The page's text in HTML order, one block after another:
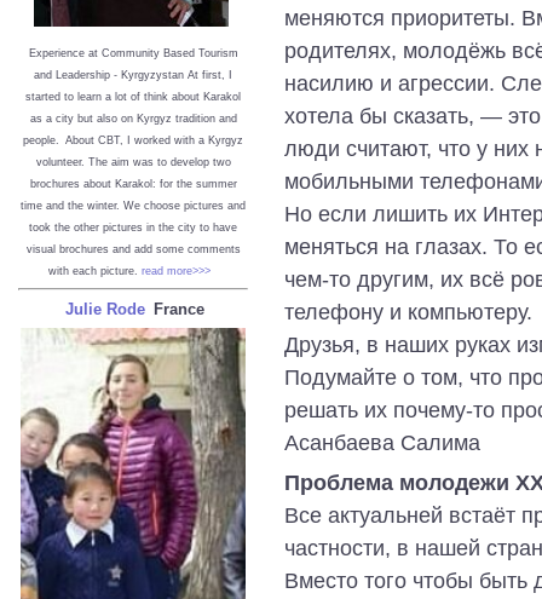
Experience at Community Based Tourism
and Leadership - Kyrgyzystan At first, I
started to learn a lot of think about Karakol
as a city but also on Kyrgyz tradition and
people. About CBT, I worked with a Kyrgyz
volunteer. The aim was to develop two
brochures about Karakol: for the summer
time and the winter. We choose pictures and
took the other pictures in the city to have
visual brochures and add some comments
with each picture. read more>>>
Julie Rode France
меняются приоритеты.
родителях, молодёжь
насилию и агрессии.
хотела бы сказать, ―
люди считают, что у них
мобильными
Но если лишить их
меняться на глазах. То
чем-то другим, их всё
телефону и компьютеру.
Друзья, в наших руках
Подумайте о том, что
решать их почему-то
Асанбаева Салима
Проблема молодежи
Все актуальней встаёт
частности, в нашей
Вместо того чтобы